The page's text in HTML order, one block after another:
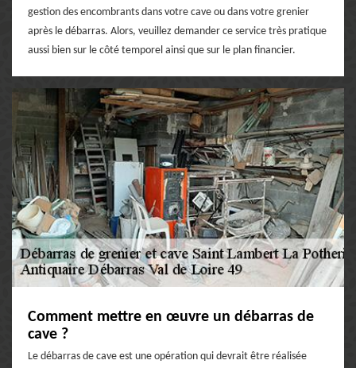
gestion des encombrants dans votre cave ou dans votre grenier
après le débarras. Alors, veuillez demander ce service très pratique
aussi bien sur le côté temporel ainsi que sur le plan financier.
Comment mettre en œuvre un débarras de
cave ?
Le débarras de cave est une opération qui devrait être réalisée